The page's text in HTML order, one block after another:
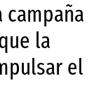
campaña
la
el